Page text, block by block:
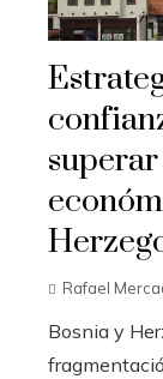
Rafael
Bosnia y